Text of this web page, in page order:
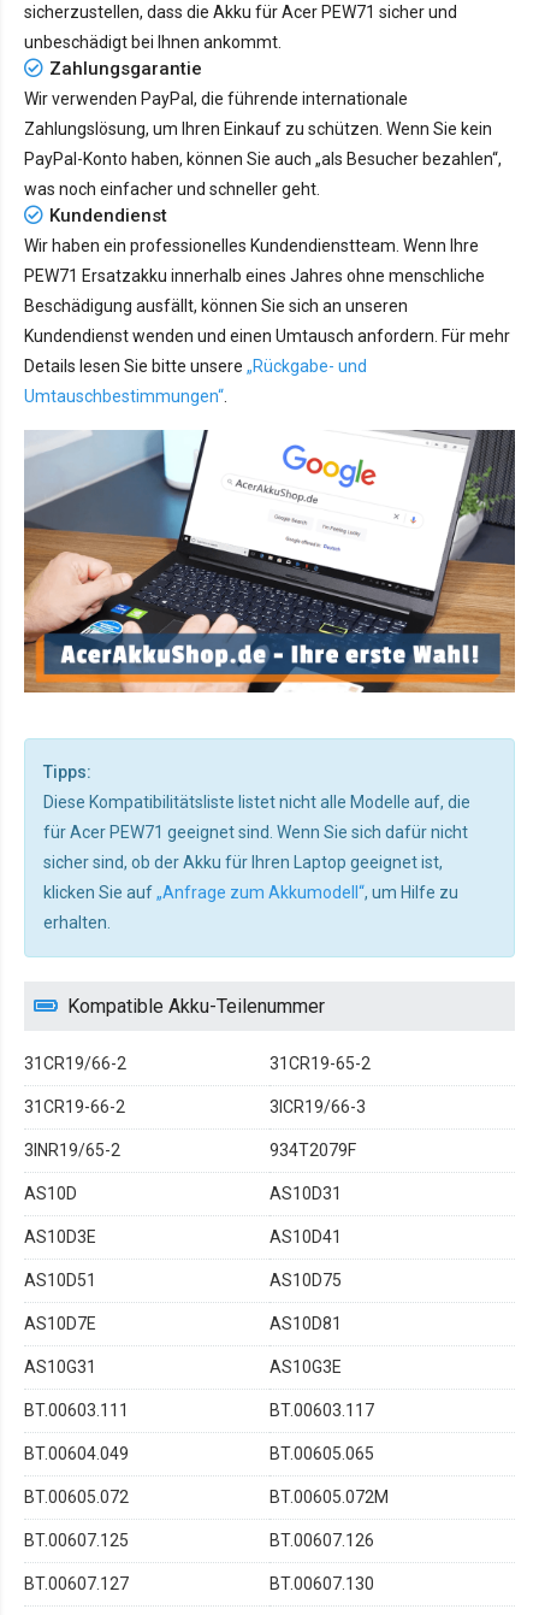
sicherzustellen, dass die Akku für Acer PEW71 sicher und
unbeschädigt bei Ihnen ankommt.
Zahlungsgarantie
Wir verwenden PayPal, die führende internationale
Zahlungslösung, um Ihren Einkauf zu schützen. Wenn Sie kein
PayPal-Konto haben, können Sie auch „als Besucher bezahlen“,
was noch einfacher und schneller geht.
Kundendienst
Wir haben ein professionelles Kundendienstteam. Wenn Ihre
PEW71 Ersatzakku innerhalb eines Jahres ohne menschliche
Beschädigung ausfällt, können Sie sich an unseren
Kundendienst wenden und einen Umtausch anfordern. Für mehr
Details lesen Sie bitte unsere „Rückgabe- und
Umtauschbestimmungen“
Tipps:
Diese Kompatibilitätsliste listet nicht alle Modelle auf, die
für Acer PEW71 geeignet sind. Wenn Sie sich dafür nicht
sicher sind, ob der Akku für Ihren Laptop geeignet ist,
klicken Sie auf„Anfrage zum Akkumodell“, um Hilfe zu
erhalten.
Kompatible Akku-Teilenummer
31CR19/66-2 31CR19-65-2
31CR19-66-2 3ICR19/66-3
3INR19/65-2 934T2079F
AS10D AS10D31
AS10D3E AS10D41
AS10D51 AS10D75
AS10D7E AS10D81
AS10G31 AS10G3E
BT.00603.111 BT.00603.117
BT.00604.049 BT.00605.065
BT.00605.072 BT.00605.072M
BT.00607.125 BT.00607.126
BT.00607.127 BT.00607.130